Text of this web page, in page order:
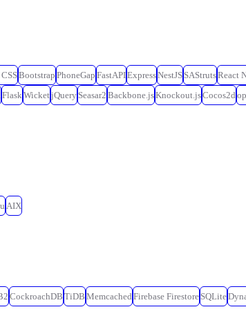
Bootstrap PhoneGap FastAPIExpressNestJS SAStrutsReact
Flask WicketjQuery Seasar2 Backbone.jsKnockout.jsCocos2d
AIX
CockroachDB TiDB Memcached Firebase Firestore SQLite